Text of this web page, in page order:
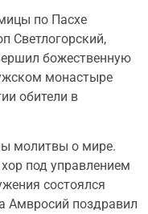
по Пасхе
Светлогорский,
божественную
монастыре
обители в
молитвы о мире.
под управлением
состоялся
Амвросий поздравил